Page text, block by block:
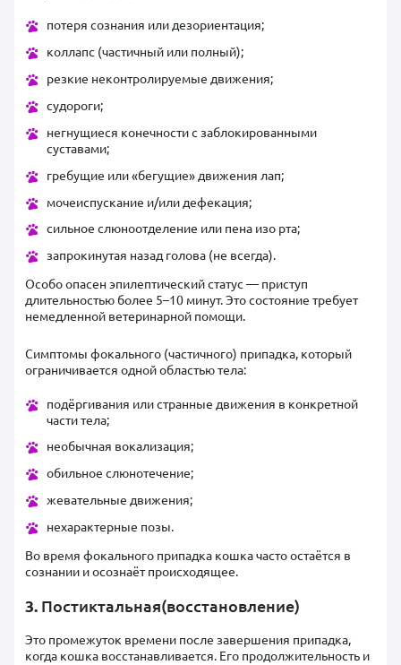
потеря сознания или дезориентация;
коллапс (частичный или полный);
резкие неконтролируемые движения;
судороги;
негнущиеся конечности с заблокированными
суставами;
гребущие или «бегущие» движения лап;
мочеиспускание и/или дефекация;
сильное слюноотделение или пена изо рта;
запрокинутая назад голова (не всегда).
Особо опасен эпилептический статус — приступ
длительностью более 5–10 минут. Это состояние требует
немедленной ветеринарной помощи.
Симптомы фокального (частичного) припадка, который
ограничивается одной областью тела:
подёргивания или странные движения в конкретной
части тела;
необычная вокализация;
обильное слюнотечение;
жевательные движения;
нехарактерные позы.
Во время фокального припадка кошка часто остаётся в
сознании и осознаёт происходящее.
3. Постиктальная(восстановление)
Это промежуток времени после завершения припадка,
когда кошка восстанавливается. Его продолжительность и